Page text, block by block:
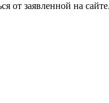
от заявленной на сайте.